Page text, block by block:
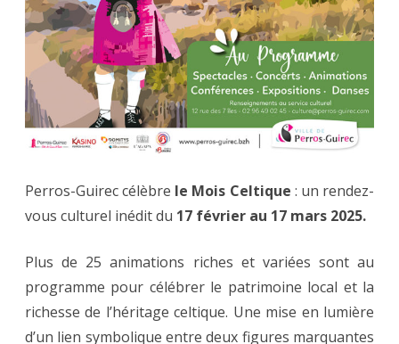
Perros-Guirec célèbre le Mois Celtique : un rendez-
vous culturel inédit du 17 février au 17 mars 2025.
Plus de 25 animations riches et variées sont au
programme pour célébrer le patrimoine local et la
richesse de l’héritage celtique. Une mise en lumière
d’un lien symbolique entre deux figures marquantes